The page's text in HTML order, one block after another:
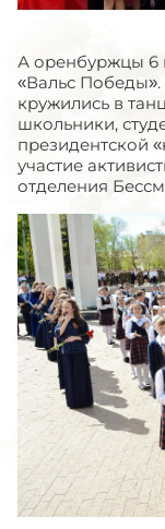
А оренбуржцы 6
«Вальс
кружились в
школьники,
президентской
участие
отделения